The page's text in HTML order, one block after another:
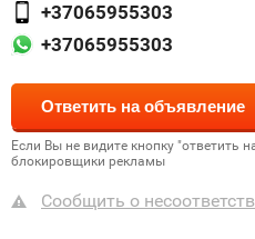
+37065955303
+37065955303
Если Вы не видите кнопку "ответить
блокировщики рекламы
Сообщить о